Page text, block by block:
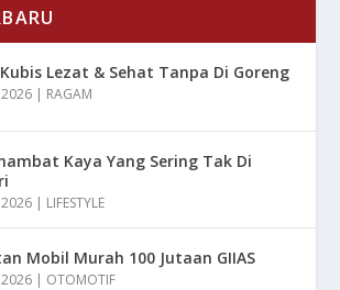
Lezat & Sehat Tanpa Di Goreng
| RAGAM
Kaya Yang Sering Tak Di
| LIFESTYLE
Mobil Murah 100 Jutaan GIIAS
| OTOMOTIF